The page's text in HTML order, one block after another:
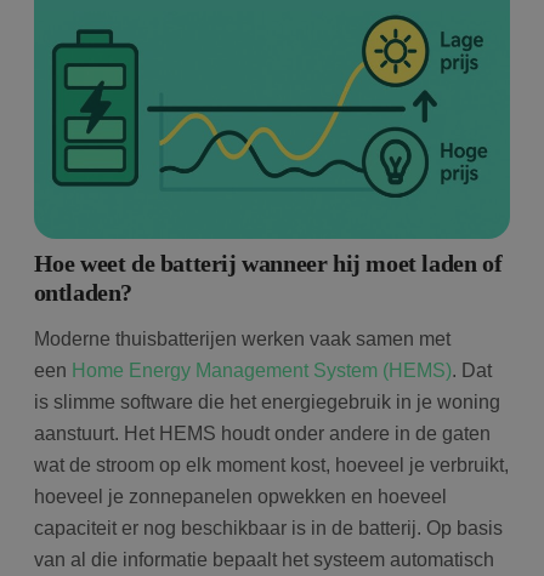
Hoe weet de batterij wanneer hij moet laden of
ontladen?
Moderne thuisbatterijen werken vaak samen met
een Home Energy Management System (HEMS). Dat
is slimme software die het energiegebruik in je woning
aanstuurt. Het HEMS houdt onder andere in de gaten
wat de stroom op elk moment kost, hoeveel je verbruikt,
hoeveel je zonnepanelen opwekken en hoeveel
capaciteit er nog beschikbaar is in de batterij. Op basis
van al die informatie bepaalt het systeem automatisch